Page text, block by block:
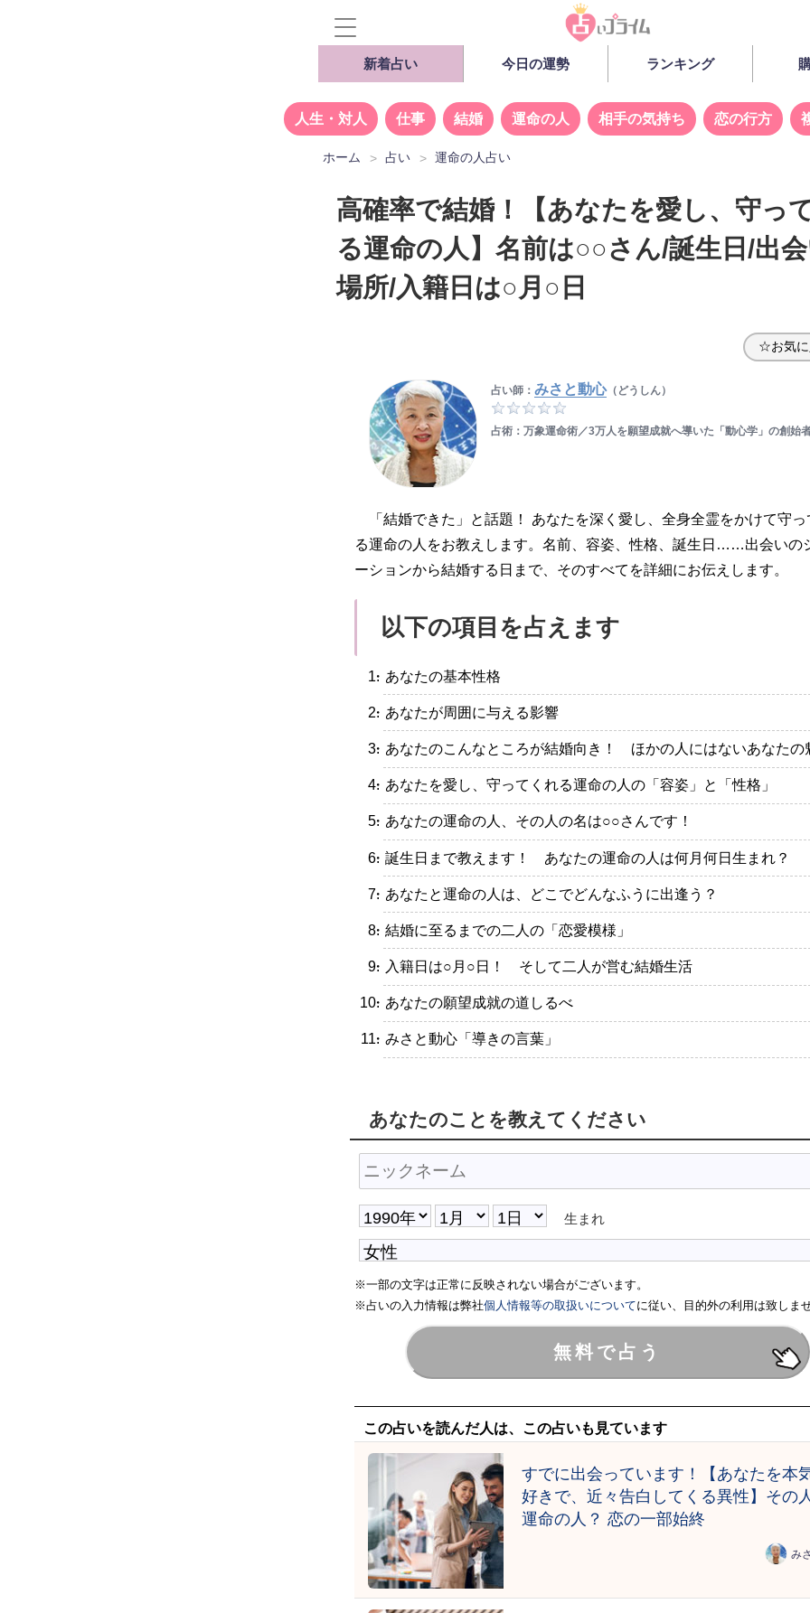
新着占い 今日の運勢 ランキング
人生・対人 仕事 結婚 運命の人 相手の気持ち 恋の行方
ホーム 占い 運命の人占い
高確率で結婚！【あなたを愛し、守っ
る運命の人】名前は○○さん/誕生日/出
場所/入籍日は○月○日
☆お気に
占い師： みさと動心（どうしん）
占術：万象運命術／3万人を願望成就へ導いた「動心学」の創始
「結婚できた」と話題！ あなたを深く愛し、全身全霊をかけて守
る運命の人をお教えします。名前、容姿、性格、誕生日……出会いの
ーションから結婚する日まで、そのすべてを詳細にお伝えします。
以下の項目を占えます
・あなたの基本性格
・あなたが周囲に与える影響
・あなたのこんなところが結婚向き！ ほかの人にはないあなたの
・あなたを愛し、守ってくれる運命の人の「容姿」と「性格」
・あなたの運命の人、その人の名は○○さんです！
・誕生日まで教えます！ あなたの運命の人は何月何日生まれ？
・あなたと運命の人は、どこでどんなふうに出逢う？
・結婚に至るまでの二人の「恋愛模様」
・入籍日は○月○日！ そして二人が営む結婚生活
・あなたの願望成就の道しるべ
・みさと動心「導きの言葉」
あなたのことを教えてください
生まれ
※一部の文字は正常に反映されない場合がございます。
※占いの入力情報は弊社個人情報等の取扱いについてに従い、目的外の利用は致しませ
この占いを読んだ人は、この占いも見ています
すでに出会っています！【あなたを本
好きで、近々告白してくる異性】その
運命の人？ 恋の一部始終
み